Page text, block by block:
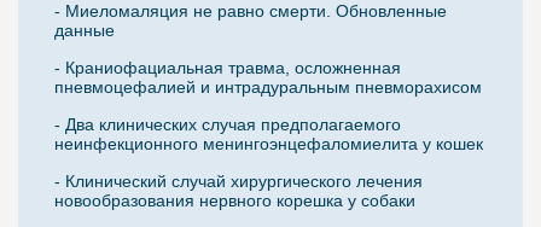
- Миеломаляция не равно смерти. Обновленные
данные
- Краниофациальная травма, осложненная
пневмоцефалией и интрадуральным пневморахисом
- Два клинических случая предполагаемого
неинфекционного менингоэнцефаломиелита у кошек
- Клинический случай хирургического лечения
новообразования нервного корешка у собаки